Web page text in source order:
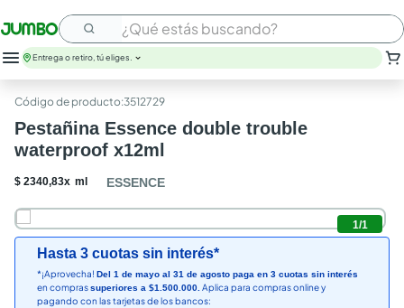
¿Qué estás buscando?
Entrega o retiro, tú eliges.
:3512729
Pestañina Essence double trouble
waterproof x12ml
$ 2340,83x ml ESSENCE
1/1
Hasta 3 cuotas sin interés*
*¡Aprovecha! Del 1 de mayo al 31 de agosto paga en 3 cuotas sin interés
en comprassuperiores a $1.500.000. Aplica para compras online y
pagando con las tarjetas de los bancos: